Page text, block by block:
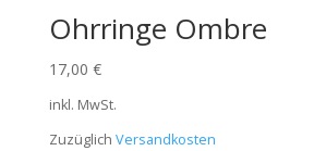
Ohrringe Ombre
17,00 €
inkl. MwSt.
Zuzüglich Versandkosten